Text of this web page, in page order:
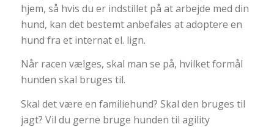
hjem, så hvis du er indstillet på at arbejde med din
hund, kan det bestemt anbefales at adoptere en
hund fra et internat el. lign.
Når racen vælges, skal man se på, hvilket formål
hunden skal bruges til.
Skal det være en familiehund? Skal den bruges til
jagt? Vil du gerne bruge hunden til agility